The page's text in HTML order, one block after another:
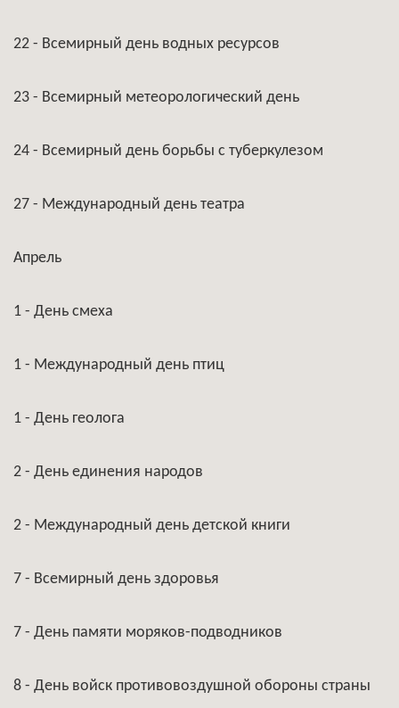
22 - Всемирный день водных ресурсов
23 - Всемирный метеорологический день
24 - Всемирный день борьбы с туберкулезом
27 - Международный день театра
Апрель
1 - День смеха
1 - Международный день птиц
1 - День геолога
2 - День единения народов
2 - Международный день детской книги
7 - Всемирный день здоровья
7 - День памяти моряков-подводников
8 - День войск противовоздушной обороны страны